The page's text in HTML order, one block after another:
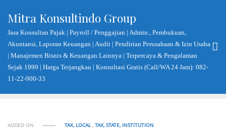
content
Mitra Konsultindo Group
Jasa Konsultan Pajak | Payroll / Penggajian | Admin., Pembukuan,
Akuntansi, Laporan Keuangan | Audit | Pendirian Perusahaan & Izin Usaha
| Manajemen Bisnis & Keuangan Lainnya | Terpercaya & Pengalaman
Sejak 1999 | Harga Terjangkau | Konsultasi Gratis (Call/WA 24 Jam): 082-
11-22-900-33
ADDED ON TAX, LOCAL,TAX, STATE, INSTITUTION